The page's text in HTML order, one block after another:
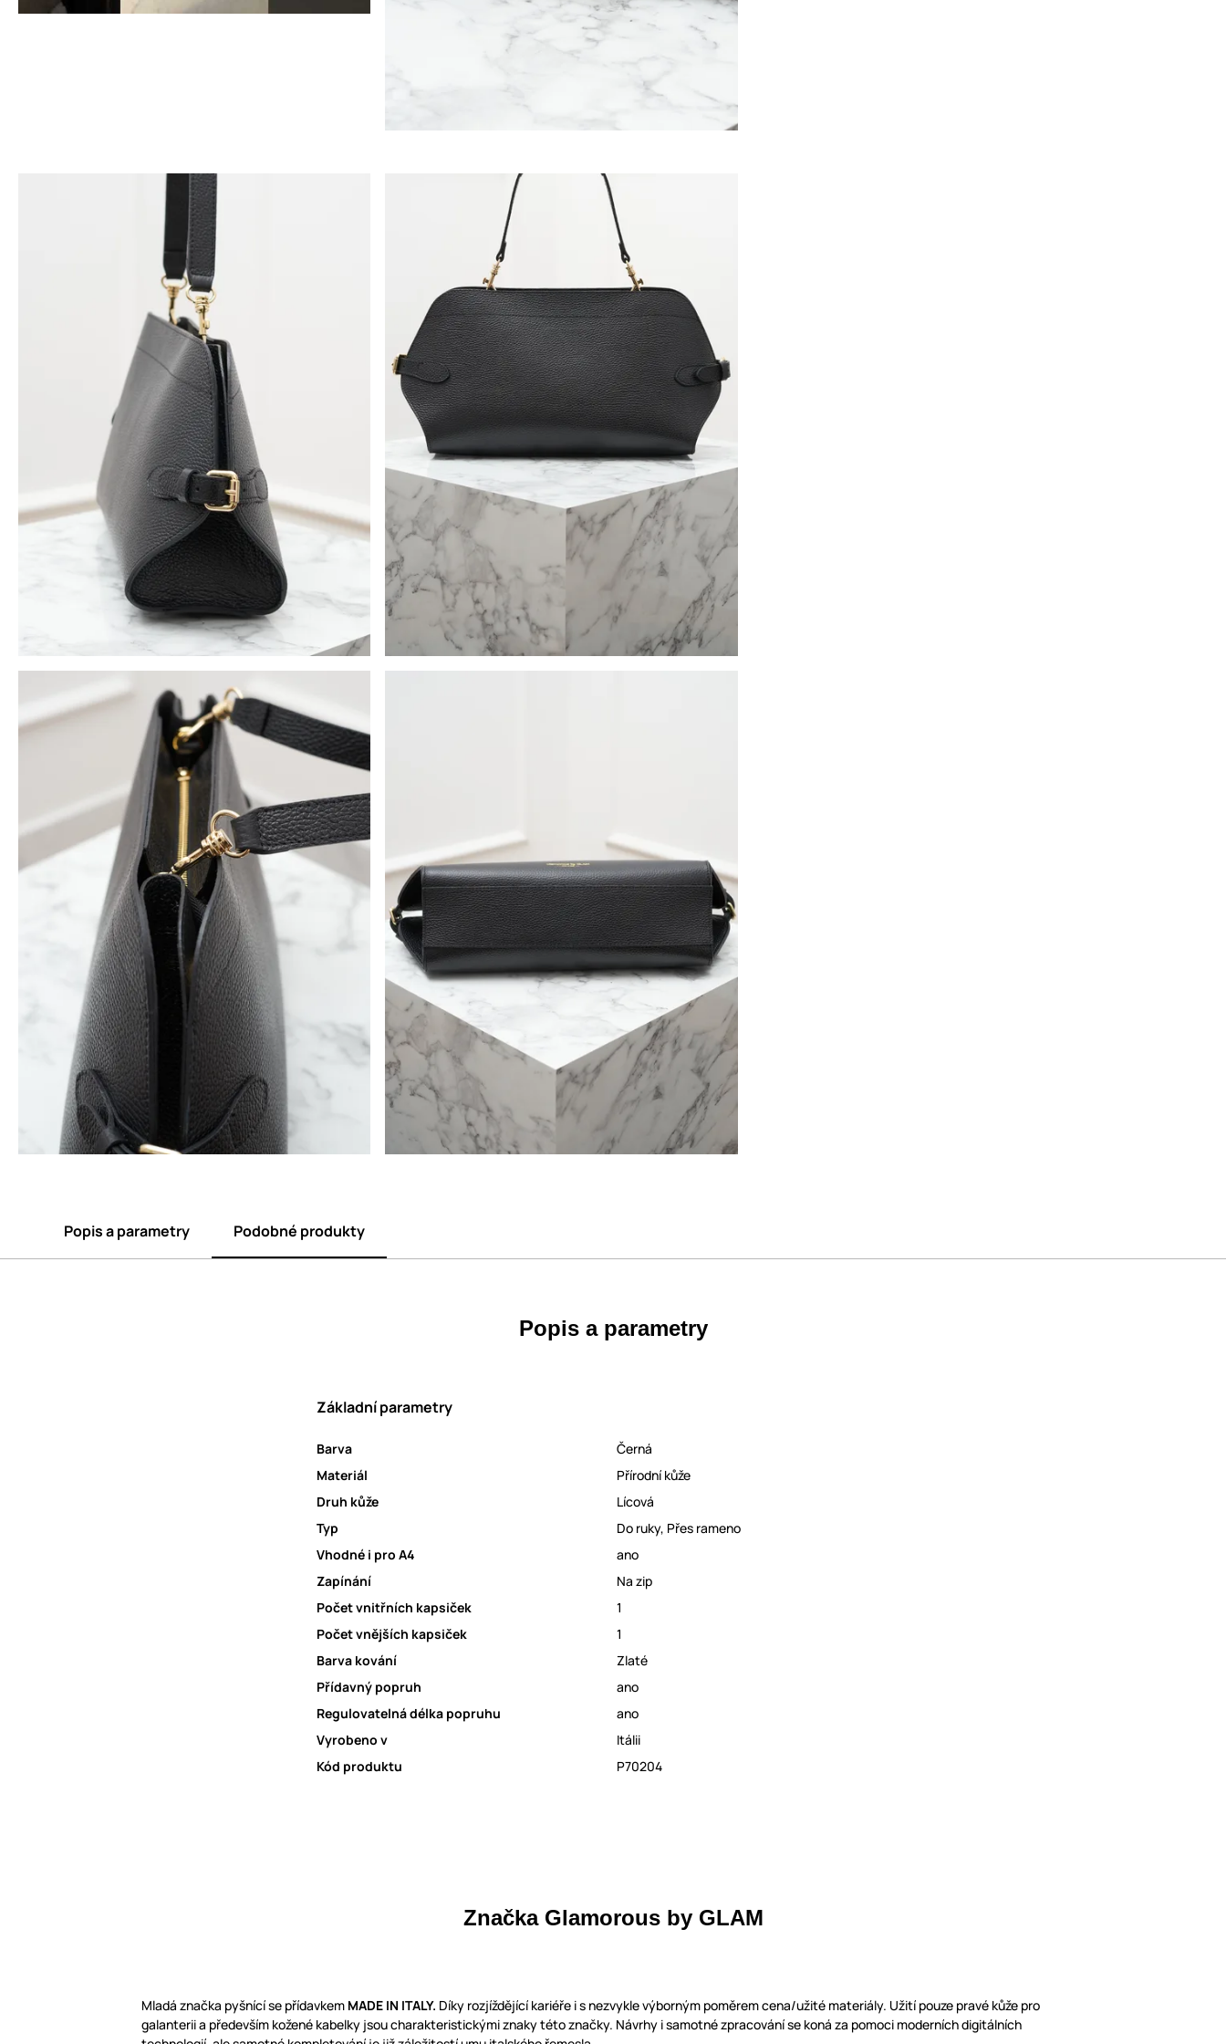
Popis a parametry Podobné produkty
Popis a parametry
Základní parametry
Barva
Černá
Materiál
Přírodní kůže
Druh kůže
Lícová
Typ
Do ruky, Přes rameno
Vhodné i pro A4
ano
Zapínání
Na zip
Počet vnitřních kapsiček
1
Počet vnějších kapsiček
1
Barva kování
Zlaté
Přídavný popruh
ano
Regulovatelná délka popruhu
ano
Vyrobeno v
Itálii
Kód produktu
P70204
Značka Glamorous by GLAM
Mladá značka pyšnící se přídavkem MADE IN ITALY. Díky rozjíždějící kariéře i s nezvykle výborným poměrem cena/užité materiály. Užití pouze pravé kůže pro
galanterii a především kožené kabelky jsou charakteristickými znaky této značky. Návrhy i samotné zpracování se koná za pomoci moderních digitálních